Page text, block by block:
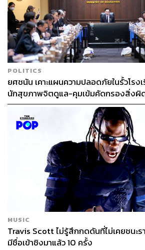
POLITICS
ยศชนัน เคาะแผนความปลอดภัยในรั้วโรง
นักสุขภาพจิตดูแล-คุมเข้มคัดกรองสิ่งผิ
MUSIC
Travis Scott ไม่รู้สึกกดดันที่ไม่เคยชนะ
มีชื่อเข้าชิงมาแล้ว 10 ครั้ง